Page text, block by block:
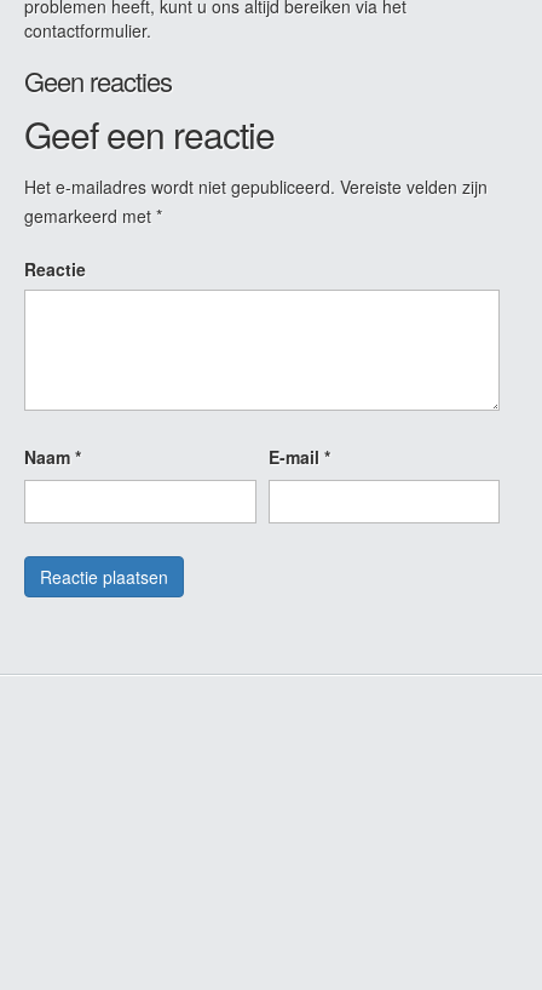
problemen heeft, kunt u ons altijd bereiken via het
contactformulier.
Geen reacties
Geef een reactie
Het e-mailadres wordt niet gepubliceerd. Vereiste velden zijn
gemarkeerd met *
Reactie
Naam * E-mail *